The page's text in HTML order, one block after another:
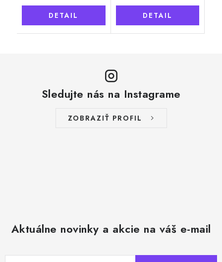
DETAIL DETAIL
Sledujte nás na Instagrame
ZOBRAZIŤ PROFIL
Aktuálne novinky a akcie na váš e-mail